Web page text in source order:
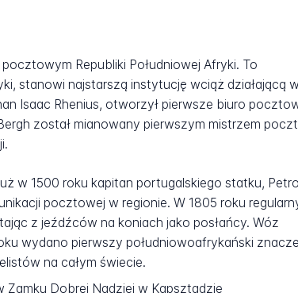
Republiki Południowej Afryki. To
stanowi najstarszą instytucję wciąż działającą
Isaac Rhenius, otworzył pierwsze biuro
został mianowany pierwszym mistrzem
w 1500 roku kapitan portugalskiego statku, Petro
pocztowej w regionie. W 1805 roku
z jeźdźców na koniach jako posłańcy. Wóz
wydano pierwszy południowoafrykański
na całym świecie.
Dobrej Nadziei w Kapsztadzie